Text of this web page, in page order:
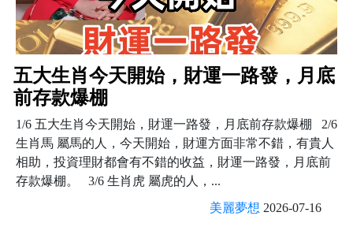
五大生肖今天開始，財運一路發，月底
前存款爆棚
1/6 五大生肖今天開始，財運一路發，月底前存款爆棚 2/6
生肖馬 屬馬的人，今天開始，財運方面非常不錯，有貴人
相助，投資理財都會有不錯的收益，財運一路發，月底前
存款爆棚。 3/6 生肖虎 屬虎的人，...
美麗夢想 2026-07-16